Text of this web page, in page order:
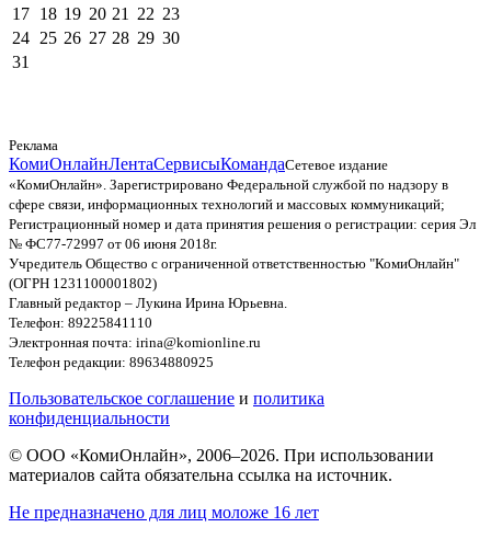
17 18 19 20 21 22 23
24 25 26 27 28 29 30
31
Реклама
КомиОнлайнЛентаСервисыКомандаСетевое издание
«КомиОнлайн». Зарегистрировано Федеральной службой по надзору в
сфере связи, информационных технологий и массовых коммуникаций;
Регистрационный номер и дата принятия решения о регистрации: серия Эл
№ ФС77-72997 от 06 июня 2018г.
Учредитель Общество с ограниченной ответственностью "КомиОнлайн"
(ОГРН 1231100001802)
Главный редактор – Лукина Ирина Юрьевна.
Телефон: 89225841110
Электронная почта: irina@komionline.ru
Телефон редакции: 89634880925
Пользовательское соглашение и политика
конфиденциальности
© ООО «КомиОнлайн», 2006–2026. При использовании
материалов сайта обязательна ссылка на источник.
Не предназначено для лиц моложе 16 лет